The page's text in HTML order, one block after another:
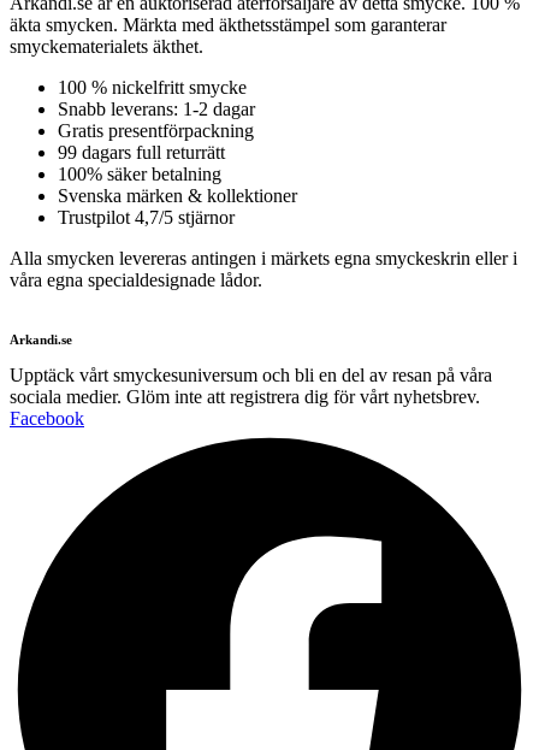
äkta smycken. Märkta med äkthetsstämpel som garanterar
smyckematerialets äkthet.
100 % nickelfritt smycke
Snabb leverans: 1-2 dagar
Gratis presentförpackning
99 dagars full returrätt
100% säker betalning
Svenska märken & kollektioner
Trustpilot 4,7/5 stjärnor
Alla smycken levereras antingen i märkets egna smyckeskrin eller i
våra egna specialdesignade lådor.
Arkandi.se
Upptäck vårt smyckesuniversum och bli en del av resan på våra
sociala medier. Glöm inte att registrera dig för vårt nyhetsbrev.
Facebook